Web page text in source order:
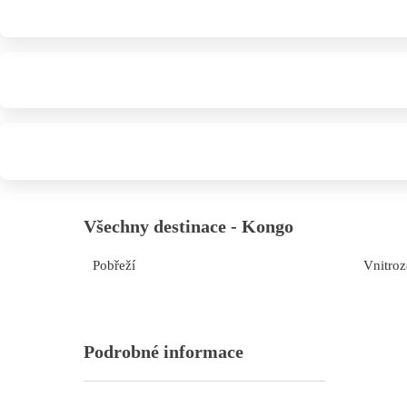
Všechny destinace - Kongo
Pobřeží
Podrobné informace